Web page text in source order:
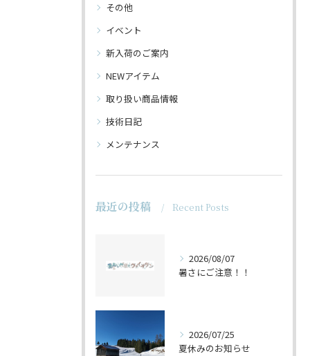
その他
イベント
新入荷のご案内
NEWアイテム
取り扱い商品情報
技術日記
メンテナンス
最近の投稿 Recent Posts
2026/08/07
暑さにご注意！！
2026/07/25
夏休みのお知らせ